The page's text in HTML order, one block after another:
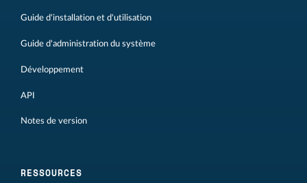
Guide d'installation et d'utilisation
Guide d'administration du système
Développement
API
Notes de version
RESSOURCES